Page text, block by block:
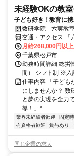
未経験OKの教
子ども好き！教育に
数研学院 六実教
交通・アクセス 「
月給268,000円以上
千葉県松戸市
勤務時間詳細 総労
間） シフト制 ※入
仕事内容 「子ども
にしませんか？ 数
と夢の実現を全力
導！」*...
業界未経験者歓迎 固定
有資格者歓迎
賞与あり
同じ企業の求人